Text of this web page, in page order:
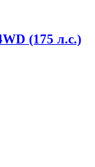
(175 л.с.)